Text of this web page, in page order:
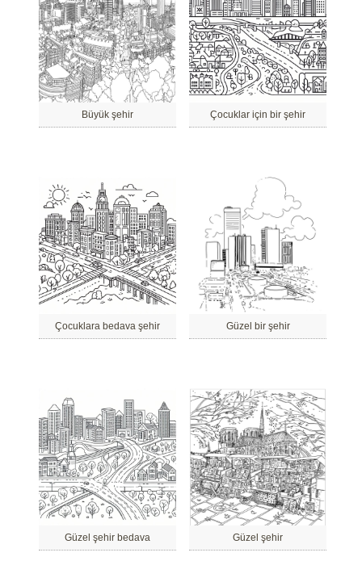
Büyük şehir Çocuklar için bir şehir
Çocuklara bedava şehir Güzel bir şehir
Güzel şehir bedava Güzel şehir